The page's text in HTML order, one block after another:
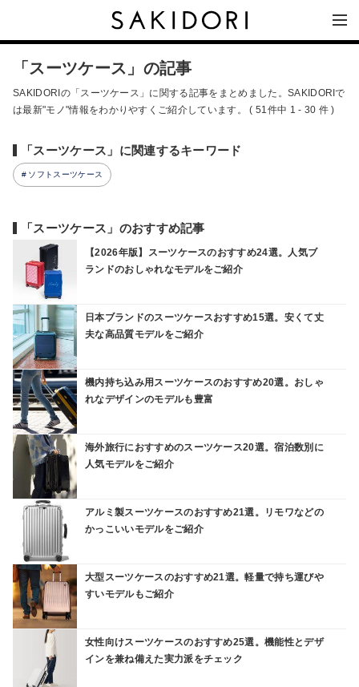
「スーツケース」の記事
SAKIDORIの「スーツケース」に関する記事をまとめました。SAKIDORIで
は最新"モノ"情報をわかりやすくご紹介しています。 ( 51件中 1 - 30 件 )
「スーツケース」に関連するキーワード
ソフトスーツケース
「スーツケース」のおすすめ記事
【2026年版】スーツケースのおすすめ24選。人気ブ
ランドのおしゃれなモデルをご紹介
日本ブランドのスーツケースおすすめ15選。安くて丈
夫な高品質モデルをご紹介
機内持ち込み用スーツケースのおすすめ20選。おしゃ
れなデザインのモデルも豊富
海外旅行におすすめのスーツケース20選。宿泊数別に
人気モデルをご紹介
アルミ製スーツケースのおすすめ21選。リモワなどの
かっこいいモデルをご紹介
大型スーツケースのおすすめ21選。軽量で持ち運びや
すいモデルもご紹介
女性向けスーツケースのおすすめ25選。機能性とデザ
インを兼ね備えた実力派をチェック